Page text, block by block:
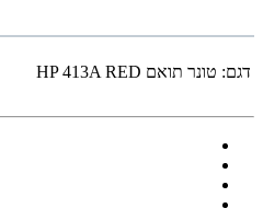
דגם: טונר תואם HP 413A RED